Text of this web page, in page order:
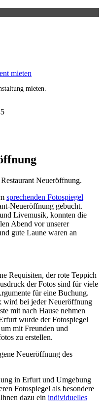
mieten.
Neueröffnung.
sprechenden Fotospiegel
Neueröffnung gebucht.
Livemusik, konnten die
Abend vor unserer
gute Laune waren an
Requisiten, der rote Teppich
der Fotos sind für viele
für eine Buchung.
wird bei jeder Neueröffnung
mit nach Hause nehmen
wurde der Fotospiegel
mit Freunden und
zu erstellen.
Neueröffnung des
in Erfurt und Umgebung
Fotospiegel als besondere
dazu ein individuelles